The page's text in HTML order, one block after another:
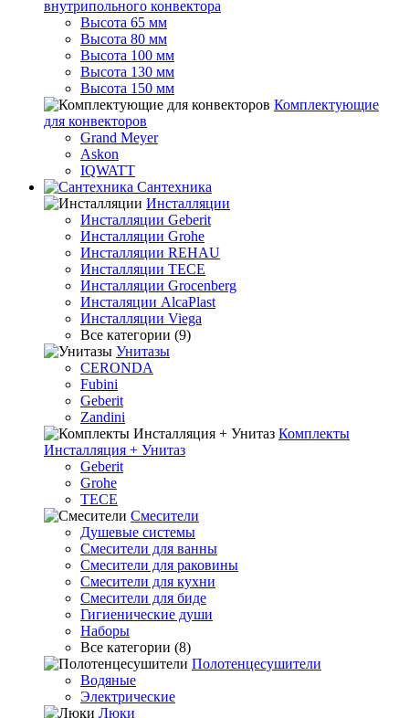
внутрипольного конвектора
Высота 65 мм
Высота 80 мм
Высота 100 мм
Высота 130 мм
Высота 150 мм
Комплектующие
для конвекторов
Grand Meyer
Askon
IQWATT
Сантехника
Инсталляции
Инсталляции Geberit
Инсталляции Grohe
Инсталляции REHAU
Инсталляции TECE
Инсталляции Grocenberg
Инсталяции AlcaPlast
Инсталляции Viega
Все категории (9)
Унитазы
CERONDA
Fubini
Geberit
Zandini
Комплекты
Инсталляция + Унитаз
Geberit
Grohe
TECE
Смесители
Душевые системы
Смесители для ванны
Смесители для раковины
Смесители для кухни
Смесители для биде
Гигиенические души
Наборы
Все категории (8)
Полотенцесушители
Водяные
Электрические
Люки